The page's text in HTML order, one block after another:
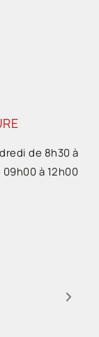
de 8h30 à
09h00 à 12h00